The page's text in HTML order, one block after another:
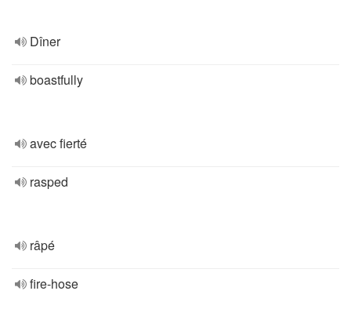
Dîner
boastfully
avec fierté
rasped
râpé
fire-hose